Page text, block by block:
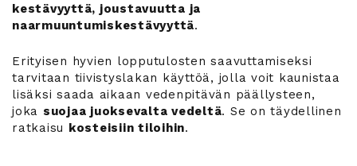
kestävyyttä, joustavuutta ja
naarmuuntumiskestävyyttä.
Erityisen hyvien lopputulosten saavuttamiseksi
tarvitaan tiivistyslakan käyttöä, jolla voit kaunistaa
lisäksi saada aikaan vedenpitävän päällysteen,
joka suojaa juoksevalta vedeltä. Se on täydellinen
ratkaisu kosteisiin tiloihin.